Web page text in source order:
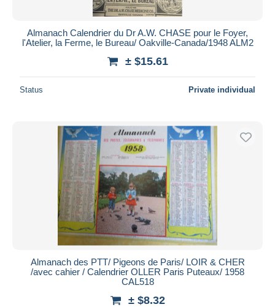
Almanach Calendrier du Dr A.W. CHASE pour le Foyer,
l'Atelier, la Ferme, le Bureau/ Oakville-Canada/1948 ALM2
± $15.61
Status Private individual
Almanach des PTT/ Pigeons de Paris/ LOIR & CHER
/avec cahier / Calendrier OLLER Paris Puteaux/ 1958
CAL518
± $8.32